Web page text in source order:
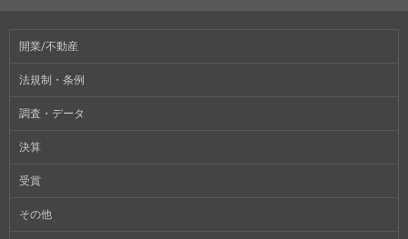
開業/不動産
法規制・条例
調査・データ
決算
受賞
その他